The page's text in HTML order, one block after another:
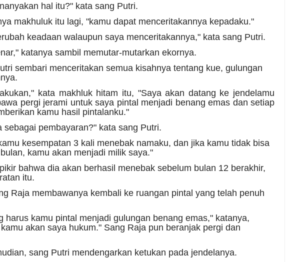
hal itu?" kata sang Putri.
makhuluk itu lagi, "kamu dapat menceritakannya kepadaku."
keadaan walaupun saya menceritakannya," kata sang Putri.
katanya sambil memutar-mutarkan ekornya.
sembari menceritakan semua kisahnya tentang kue, gulungan
kata makhluk hitam itu, "Saya akan datang ke jendelamu
pergi jerami untuk saya pintal menjadi benang emas dan setiap
kamu hasil pintalanku."
sebagai pembayaran?" kata sang Putri.
kesempatan 3 kali menebak namaku, dan jika kamu tidak bisa
kamu akan menjadi milik saya."
bahwa dia akan berhasil menebak sebelum bulan 12 berakhir,
itu.
Raja membawanya kembali ke ruangan pintal yang telah penuh
harus kamu pintal menjadi gulungan benang emas," katanya,
akan saya hukum." Sang Raja pun beranjak pergi dan
sang Putri mendengarkan ketukan pada jendelanya.